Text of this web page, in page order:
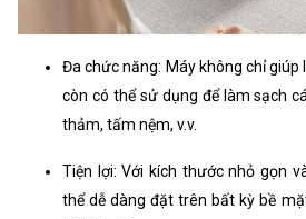
Đa chức năng: Máy không chỉ
còn có thể sử dụng để làm sạch
thảm, tấm nệm, v.v.
Tiện lợi: Với kích thước nhỏ gọn
thể dễ dàng đặt trên bất kỳ bề